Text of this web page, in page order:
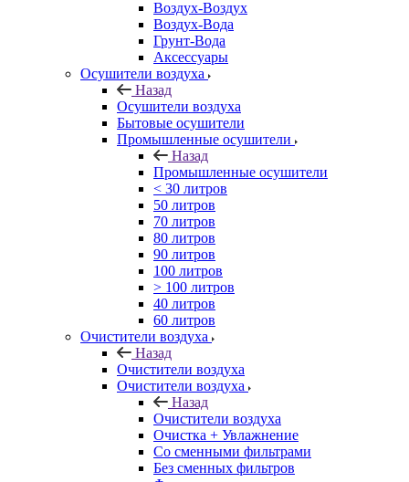
Воздух-Воздух
Воздух-Вода
Грунт-Вода
Аксессуары
Осушители воздуха
Назад
Осушители воздуха
Бытовые осушители
Промышленные осушители
Назад
Промышленные осушители
< 30 литров
50 литров
70 литров
80 литров
90 литров
100 литров
> 100 литров
40 литров
60 литров
Очистители воздуха
Назад
Очистители воздуха
Очистители воздуха
Назад
Очистители воздуха
Очистка + Увлажнение
Cо сменными фильтрами
Без сменных фильтров